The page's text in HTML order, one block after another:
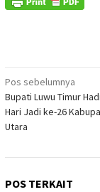
Navigasi
pos
Pos sebelumnya
Bupati Luwu Timur
Hari Jadi ke-26
Utara
POS TERKAIT